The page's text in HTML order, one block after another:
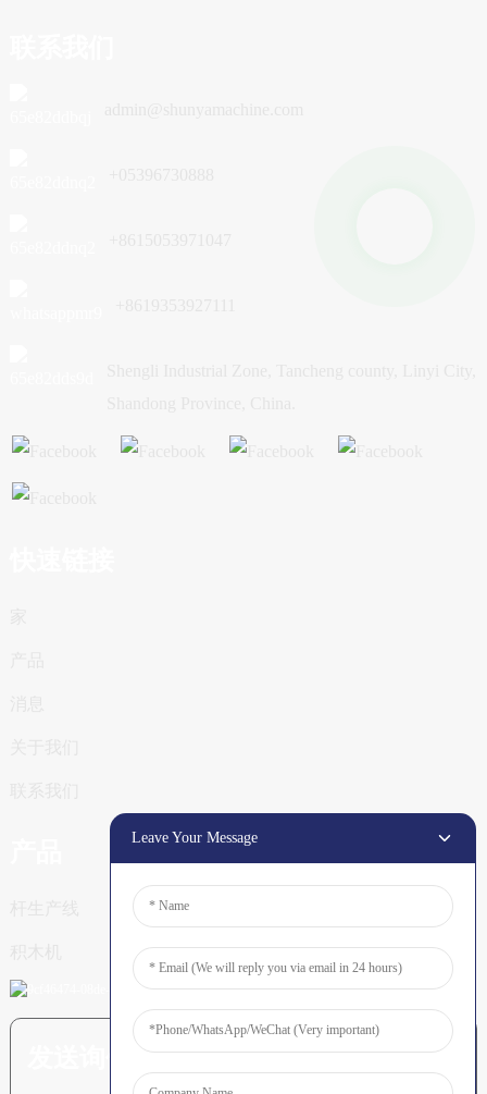
发送询价：准备了解更多信息
Leave Your Message